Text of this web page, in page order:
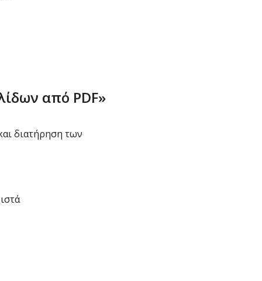
από PDF»
διατήρηση των